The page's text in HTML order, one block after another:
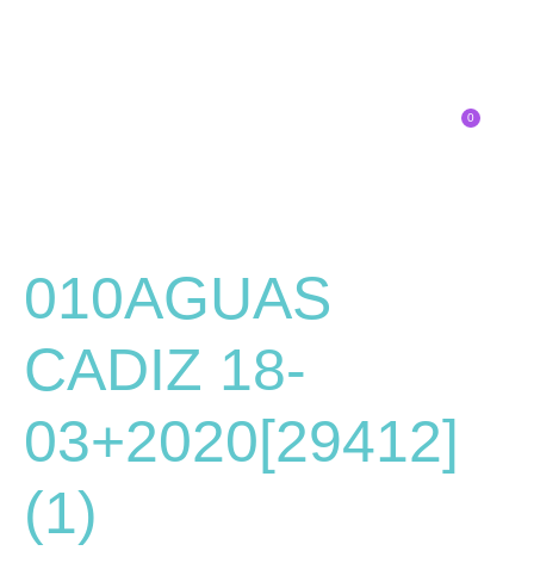
0
010AGUAS
CADIZ 18-
03+2020[29412]
(1)